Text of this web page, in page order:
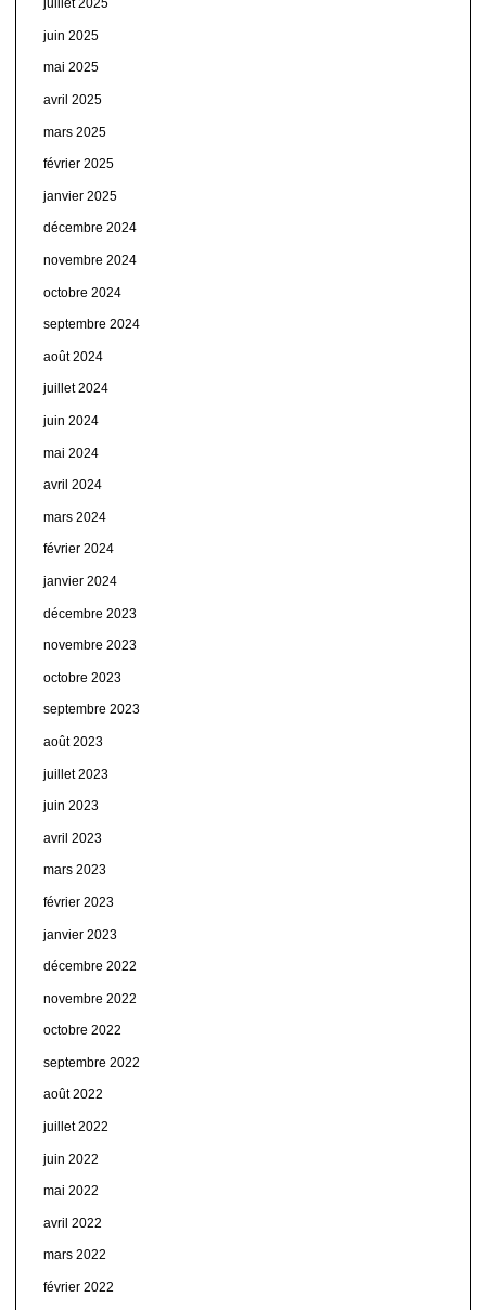
juillet 2025
juin 2025
mai 2025
avril 2025
mars 2025
février 2025
janvier 2025
décembre 2024
novembre 2024
octobre 2024
septembre 2024
août 2024
juillet 2024
juin 2024
mai 2024
avril 2024
mars 2024
février 2024
janvier 2024
décembre 2023
novembre 2023
octobre 2023
septembre 2023
août 2023
juillet 2023
juin 2023
avril 2023
mars 2023
février 2023
janvier 2023
décembre 2022
novembre 2022
octobre 2022
septembre 2022
août 2022
juillet 2022
juin 2022
mai 2022
avril 2022
mars 2022
février 2022